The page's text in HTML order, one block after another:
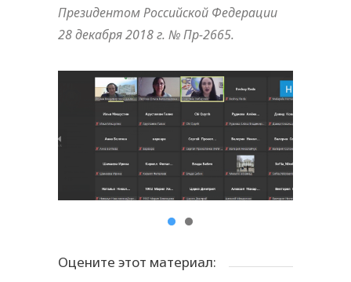
Президентом Российской Федерации
28 декабря 2018 г. № Пр-2665.
Оцените этот материал: